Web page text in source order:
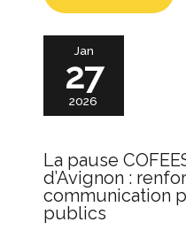
Jan
27
2026
La pause
d’Avignon :
communication
publics